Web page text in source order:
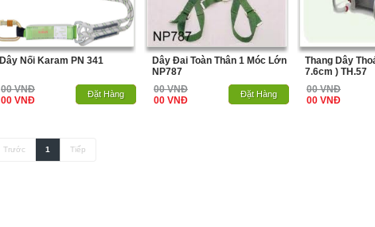
Dây Nối Karam PN 341
00 VNĐ
00 VNĐ
Hết Hàng
Đặt Hàng
Dây Đai Toàn Thân 1 Móc Lớn
NP787
00 VNĐ
00 VNĐ
Hết Hàng
Đặt Hàng
Thang Dây
7.6cm ) TH.57
00 VNĐ
00 VNĐ
Trước 1 Tiếp